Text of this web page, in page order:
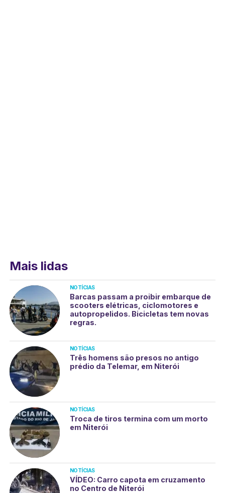
Mais lidas
NOTÍCIAS
Barcas passam a proibir embarque de
scooters elétricas, ciclomotores e
autopropelidos. Bicicletas tem novas
regras.
NOTÍCIAS
Três homens são presos no antigo
prédio da Telemar, em Niterói
NOTÍCIAS
Troca de tiros termina com um morto
em Niterói
NOTÍCIAS
VÍDEO: Carro capota em cruzamento
no Centro de Niterói